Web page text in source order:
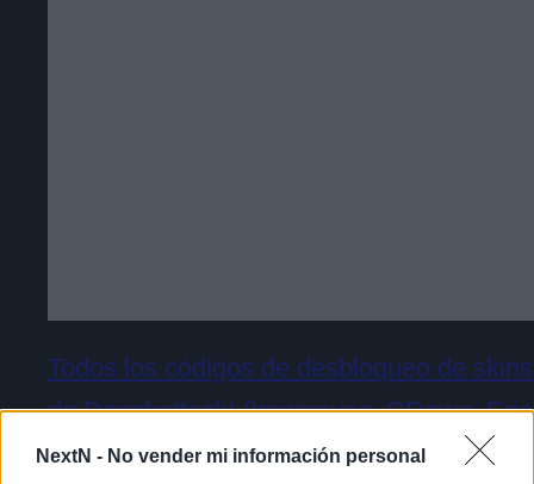
NextN - No vender mi información personal
Todos los códigos de desbloqueo de skins
de Denshattack! (Ironmouse, CDawg, Eric
Rodriguez, Pazos64, Rangugamer y